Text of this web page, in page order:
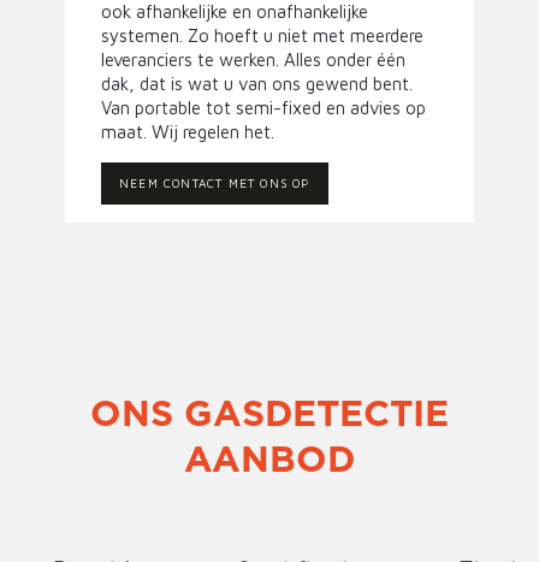
ook afhankelijke en onafhankelijke
systemen. Zo hoeft u niet met meerdere
leveranciers te werken. Alles onder één
dak, dat is wat u van ons gewend bent.
Van portable tot semi-fixed en advies op
maat. Wij regelen het.
NEEM CONTACT MET ONS OP
ONS GASDETECTIE
AANBOD